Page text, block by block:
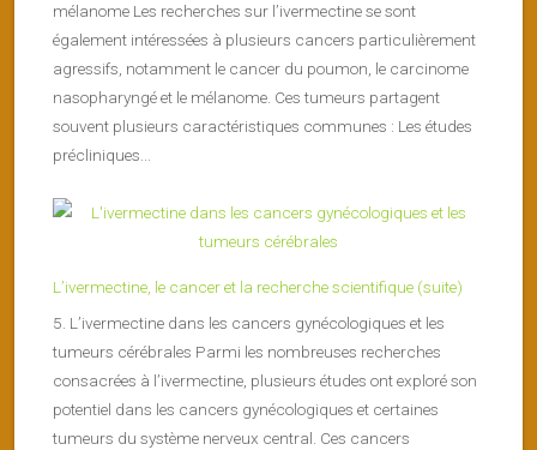
mélanome Les recherches sur l’ivermectine se sont
également intéressées à plusieurs cancers particulièrement
agressifs, notamment le cancer du poumon, le carcinome
nasopharyngé et le mélanome. Ces tumeurs partagent
souvent plusieurs caractéristiques communes : Les études
précliniques...
L’ivermectine, le cancer et la recherche scientifique (suite)
5. L’ivermectine dans les cancers gynécologiques et les
tumeurs cérébrales Parmi les nombreuses recherches
consacrées à l’ivermectine, plusieurs études ont exploré son
potentiel dans les cancers gynécologiques et certaines
tumeurs du système nerveux central. Ces cancers